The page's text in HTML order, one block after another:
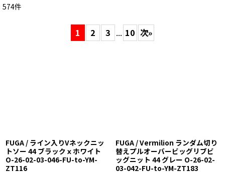
574件
1 2 3 ... 10 次»
FUGA / ライン入りVネックニッ
トソー 44 ブラックｘホワイト
O-26-02-03-046-FU-to-YM-
ZT116
FUGA / Vermilion ランダム切り
替えプルオーバービッグリブビ
ッグニット 44 グレー O-26-02-
03-042-FU-to-YM-ZT183